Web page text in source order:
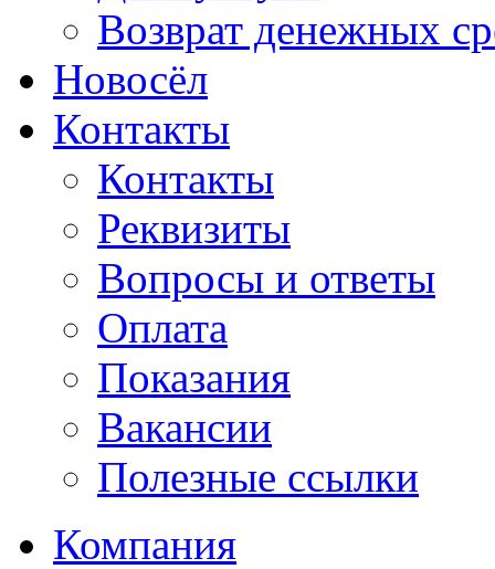
Возврат денежных
Новосёл
Контакты
Контакты
Реквизиты
Вопросы и ответы
Оплата
Показания
Вакансии
Полезные ссылки
Компания